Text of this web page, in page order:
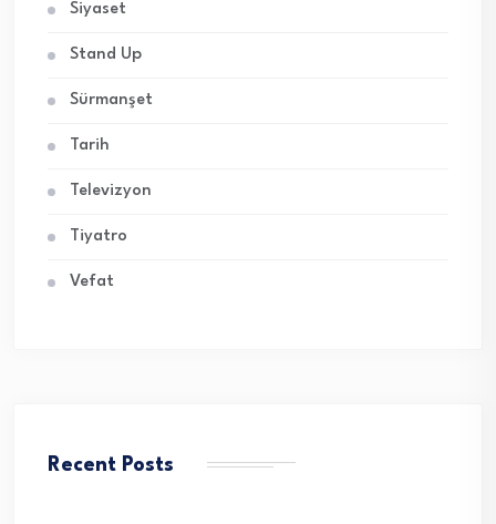
Siyaset
Stand Up
Sürmanşet
Tarih
Televizyon
Tiyatro
Vefat
Recent Posts